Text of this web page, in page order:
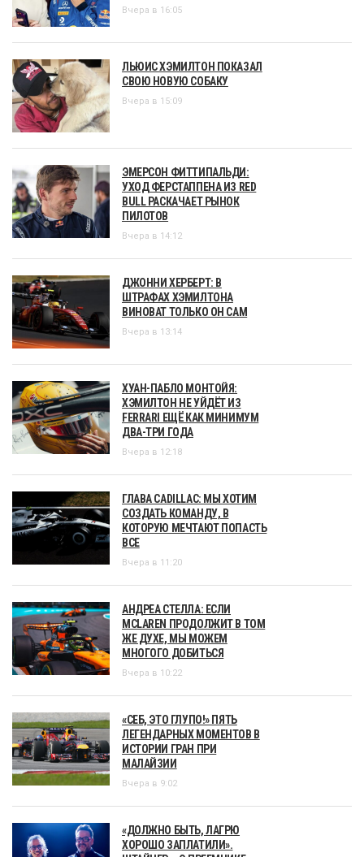
Вчера в 16:05
ЛЬЮИС ХЭМИЛТОН ПОКАЗАЛ
СВОЮ НОВУЮ СОБАКУ
Вчера в 15:09
ЭМЕРСОН ФИТТИПАЛЬДИ:
УХОД ФЕРСТАППЕНА ИЗ RED
BULL РАСКАЧАЕТ РЫНОК
ПИЛОТОВ
Вчера в 14:12
ДЖОННИ ХЕРБЕРТ: В
ШТРАФАХ ХЭМИЛТОНА
ВИНОВАТ ТОЛЬКО ОН САМ
Вчера в 13:14
ХУАН-ПАБЛО МОНТОЙЯ:
ХЭМИЛТОН НЕ УЙДЁТ ИЗ
FERRARI ЕЩЁ КАК МИНИМУМ
ДВА-ТРИ ГОДА
Вчера в 12:18
ГЛАВА CADILLAC: МЫ ХОТИМ
СОЗДАТЬ КОМАНДУ, В
КОТОРУЮ МЕЧТАЮТ ПОПАСТЬ
ВСЕ
Вчера в 11:20
АНДРЕА СТЕЛЛА: ЕСЛИ
MCLAREN ПРОДОЛЖИТ В ТОМ
ЖЕ ДУХЕ, МЫ МОЖЕМ
МНОГОГО ДОБИТЬСЯ
Вчера в 10:22
«СЕБ, ЭТО ГЛУПО!» ПЯТЬ
ЛЕГЕНДАРНЫХ МОМЕНТОВ В
ИСТОРИИ ГРАН ПРИ
МАЛАЙЗИИ
Вчера в 9:02
«ДОЛЖНО БЫТЬ, ЛАГРЮ
ХОРОШО ЗАПЛАТИЛИ».